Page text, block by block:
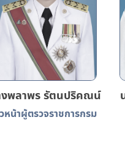
งพลาพร รัตนปริคณน์
หน้าผู้ตรวจราชการกรม